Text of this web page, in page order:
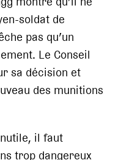
soldat de
pas qu’un
Le Conseil
sa décision et
des munitions
il faut
trop dangereux